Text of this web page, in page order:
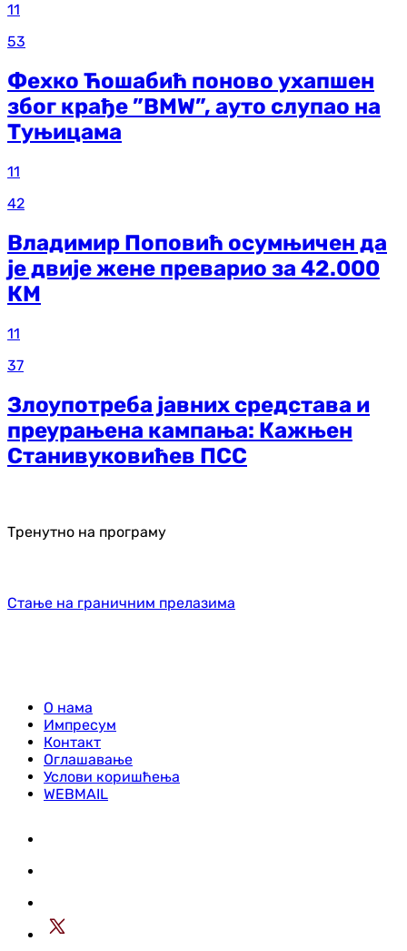
11
53
Фехко Ћошабић поново ухапшен
због крађе ”BMW”, ауто слупао на
Туњицама
11
42
Владимир Поповић осумњичен да
је двије жене преварио за 42.000
КМ
11
37
Злоупотреба јавних средстава и
преурањена кампања: Кажњен
Станивуковићев ПСС
Тренутно на програму
Стање на граничним прелазима
О нама
Импресум
Контакт
Оглашавање
Услови коришћења
WEBMAIL